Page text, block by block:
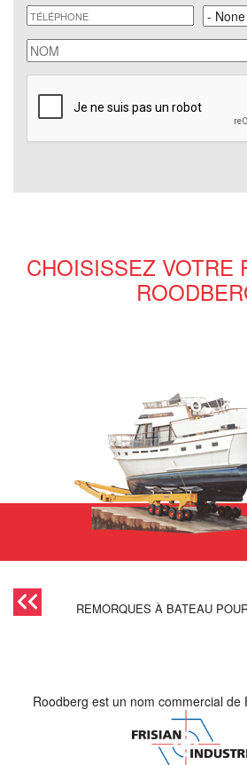
téléphone
Land
nom
CHOISISSEZ VOTRE
REMORQUES À BATEAU
Roodberg est un nom commercial de